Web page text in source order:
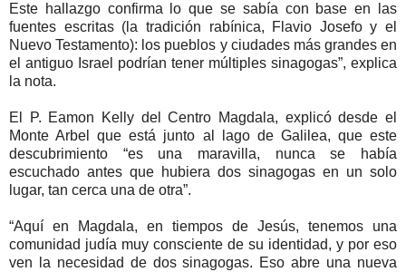
Este hallazgo confirma lo que se sabía con base en las
fuentes escritas (la tradición rabínica, Flavio Josefo y el
Nuevo Testamento): los pueblos y ciudades más grandes en
el antiguo Israel podrían tener múltiples sinagogas”, explica
la nota.
El P. Eamon Kelly del Centro Magdala, explicó desde el
Monte Arbel que está junto al lago de Galilea, que este
descubrimiento “es una maravilla, nunca se había
escuchado antes que hubiera dos sinagogas en un solo
lugar, tan cerca una de otra”.
“Aquí en Magdala, en tiempos de Jesús, tenemos una
comunidad judía muy consciente de su identidad, y por eso
ven la necesidad de dos sinagogas. Eso abre una nueva